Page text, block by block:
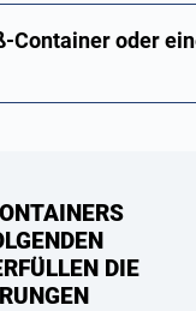
Container oder
DIE